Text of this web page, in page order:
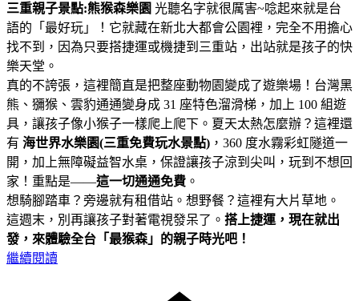
三重親子景點:熊猴森樂園 光聽名字就很厲害~唸起來就是台
語的「最好玩」！它就藏在新北大都會公園裡，完全不用擔心
找不到，因為只要搭捷運或機捷到三重站，出站就是孩子的快
樂天堂。
真的不誇張，這裡簡直是把整座動物園變成了遊樂場！台灣黑
熊、獼猴、雲豹通通變身成 31 座特色溜滑梯，加上 100 組遊
具，讓孩子像小猴子一樣爬上爬下。夏天太熱怎麼辦？這裡還
有 海世界水樂園(三重免費玩水景點) ，360 度水霧彩虹隧道一
開，加上無障礙益智水桌，保證讓孩子涼到尖叫，玩到不想回
家！重點是——這一切通通免費 。
想騎腳踏車？旁邊就有租借站。想野餐？這裡有大片草地。
這週末，別再讓孩子對著電視發呆了。 搭上捷運，現在就出
發，來體驗全台「最猴森」的親子時光吧！
繼續閱讀